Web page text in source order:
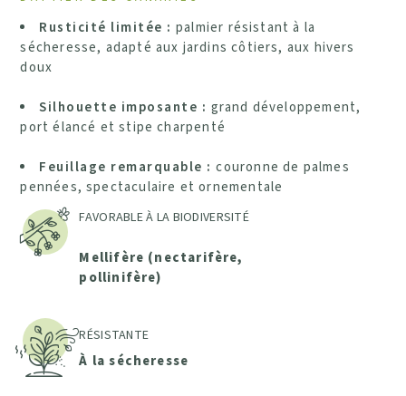
Rusticité limitée : palmier résistant à la
sécheresse, adapté aux jardins côtiers, aux hivers
doux
Silhouette imposante : grand développement,
port élancé et stipe charpenté
Feuillage remarquable :couronne de palmes
pennées, spectaculaire et ornementale
FAVORABLE À LA BIODIVERSITÉ
Mellifère (nectarifère,
pollinifère)
RÉSISTANTE
À la sécheresse